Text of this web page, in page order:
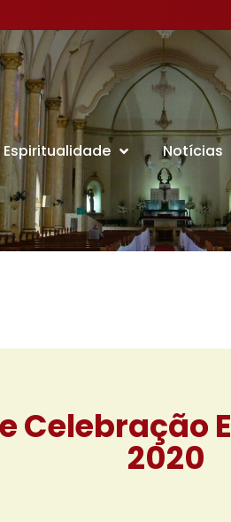
Espiritualidade Notícias
Celebração
2020